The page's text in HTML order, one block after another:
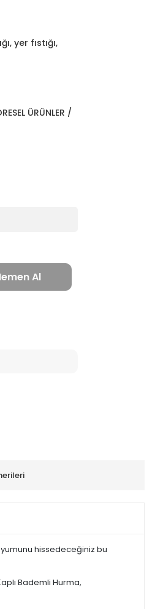
yer fıstığı,
ÜRÜNLER /
Al
hissedeceğiniz bu
Bademli Hurma,